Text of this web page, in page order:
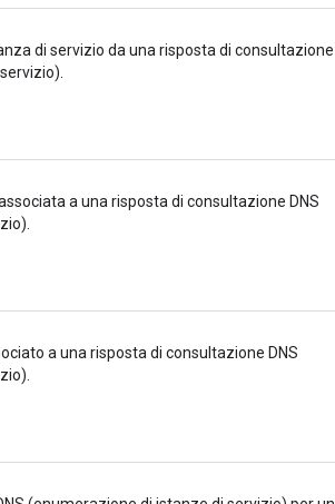
di servizio da una risposta di consultazione
a una risposta di consultazione DNS
a una risposta di consultazione DNS